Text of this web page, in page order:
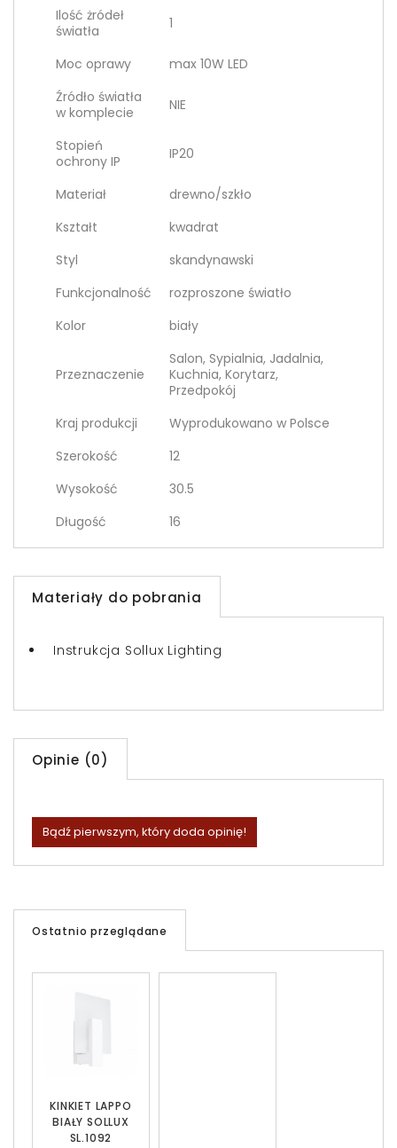
Ilość żródeł
światła
1
Moc oprawy
max 10W LED
Źródło światła
w komplecie
NIE
Stopień
ochrony IP
IP20
Materiał
drewno/szkło
Kształt
kwadrat
Styl
skandynawski
Funkcjonalność
rozproszone światło
Kolor
biały
Przeznaczenie
Salon, Sypialnia, Jadalnia,
Kuchnia, Korytarz,
Przedpokój
Kraj produkcji
Wyprodukowano w Polsce
Szerokość
12
Wysokość
30.5
Długość
16
Materiały do pobrania
Instrukcja Sollux Lighting
Opinie (0)
Bądź pierwszym, który doda opinię!
Ostatnio przeglądane
KINKIET LAPPO
BIAŁY SOLLUX
SL.1092